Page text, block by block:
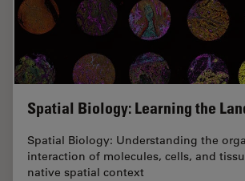
Spatial Biology: Learning the
Spatial Biology: Understanding the
interaction of molecules, cells, and
native spatial context